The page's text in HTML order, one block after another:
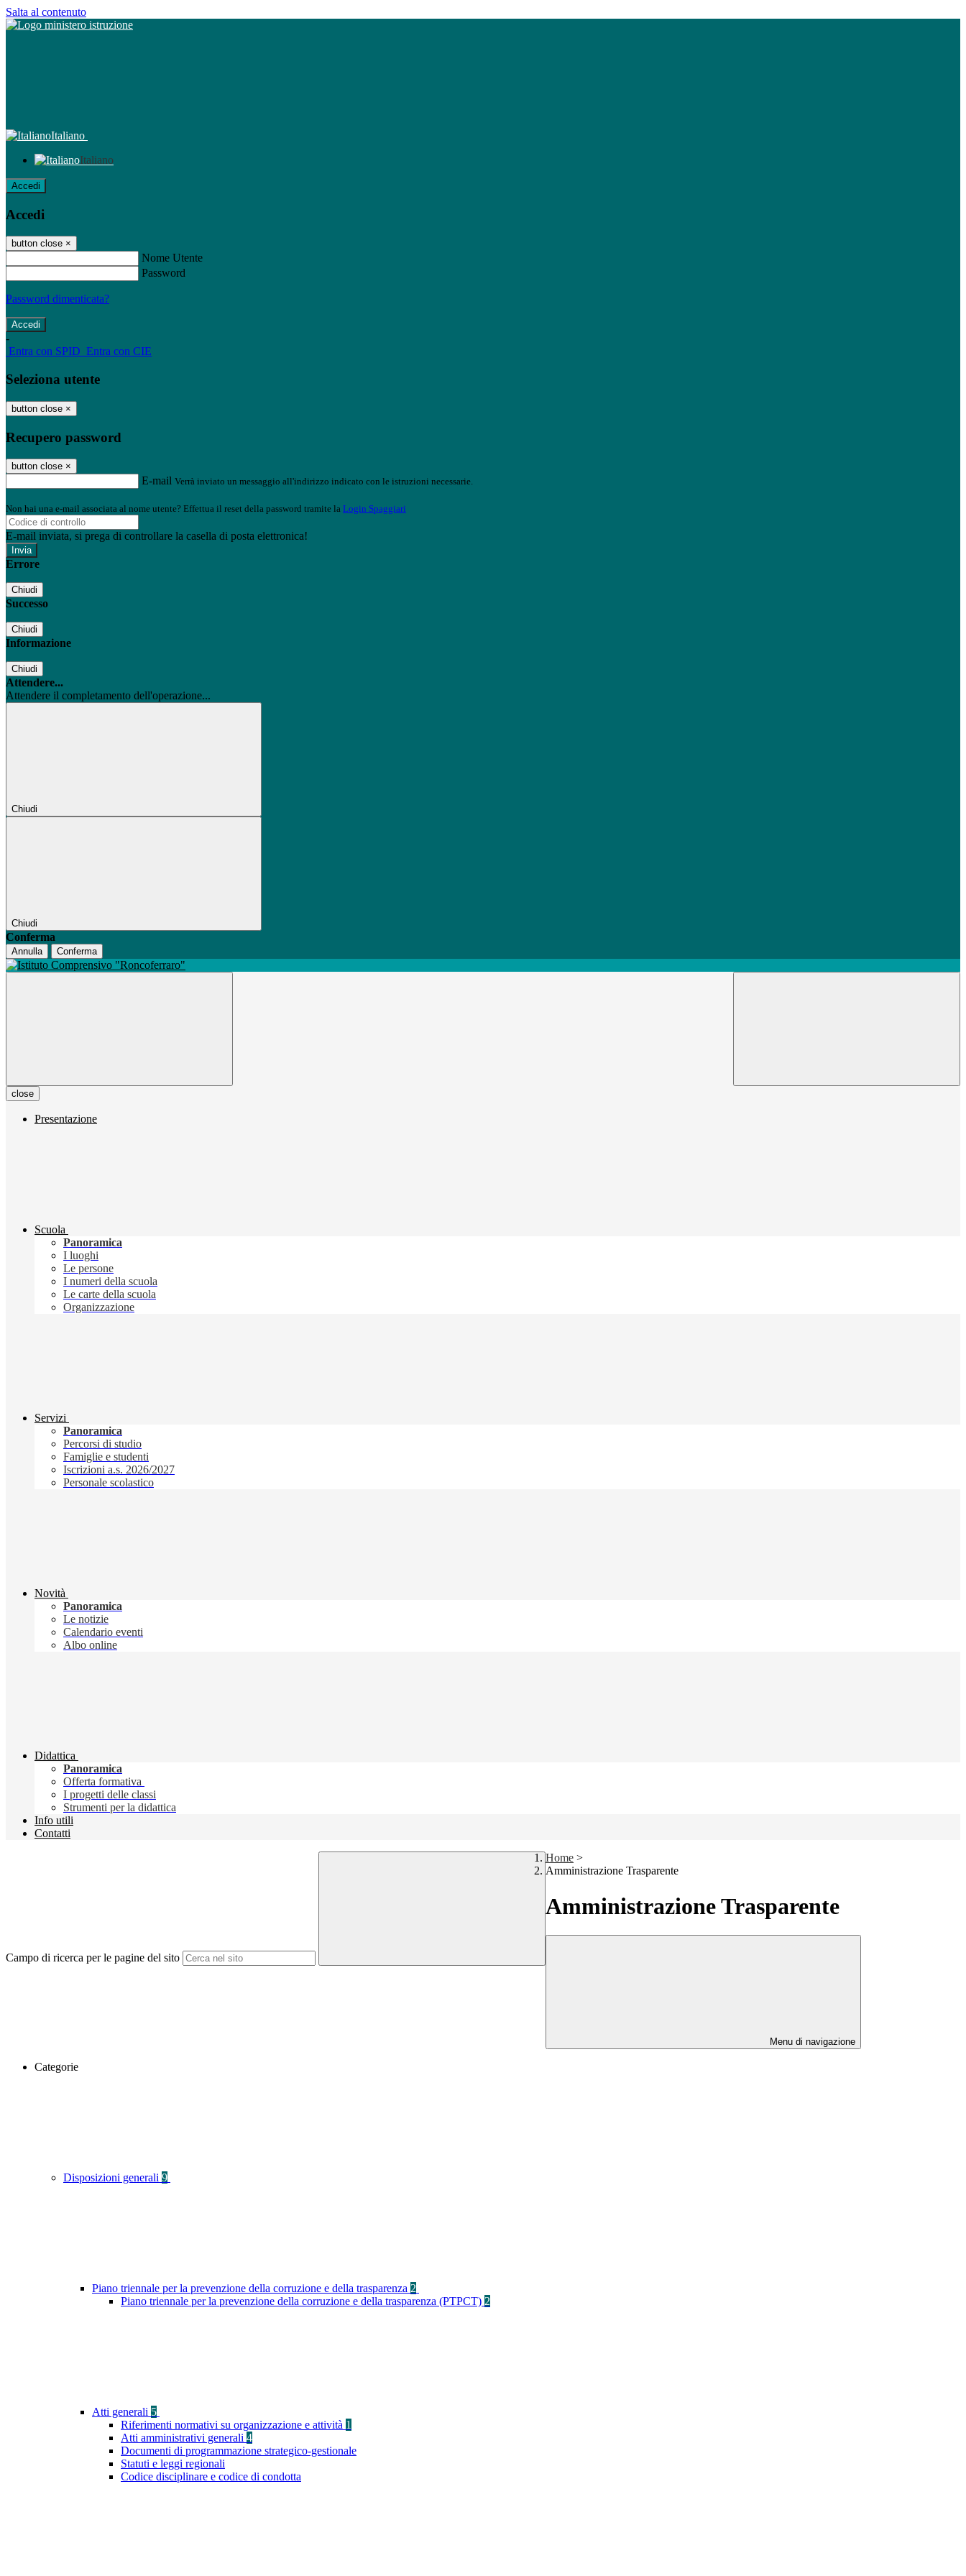
Salta al contenuto
Italiano
Italiano
Accedi
Accedi
button close ×
Nome Utente
Password
Password dimenticata?
-
Entra con SPID Entra con CIE
Seleziona utente
button close ×
Recupero password
button close ×
E-mail Verrà inviato un messaggio all'indirizzo indicato con le istruzioni necessarie.
Non hai una e-mail associata al nome utente? Effettua il reset della password tramite la Login Spaggiari
E-mail inviata, si prega di controllare la casella di posta elettronica!
Errore
Chiudi
Successo
Chiudi
Informazione
Chiudi
Attendere...
Attendere il completamento dell'operazione...
Chiudi
Chiudi
Conferma
Annulla Conferma
close
Presentazione
Scuola
Panoramica
I luoghi
Le persone
I numeri della scuola
Le carte della scuola
Organizzazione
Servizi
Panoramica
Percorsi di studio
Famiglie e studenti
Iscrizioni a.s. 2026/2027
Personale scolastico
Novità
Panoramica
Le notizie
Calendario eventi
Albo online
Didattica
Panoramica
Offerta formativa
I progetti delle classi
Strumenti per la didattica
Info utili
Contatti
Campo di ricerca per le pagine del sito
Home >
Amministrazione Trasparente
Amministrazione Trasparente
Menu di navigazione
Categorie
Disposizioni generali 9
Piano triennale per la prevenzione della corruzione e della trasparenza 2
Piano triennale per la prevenzione della corruzione e della trasparenza (PTPCT) 2
Atti generali 5
Riferimenti normativi su organizzazione e attività 1
Atti amministrativi generali 4
Documenti di programmazione strategico-gestionale
Statuti e leggi regionali
Codice disciplinare e codice di condotta